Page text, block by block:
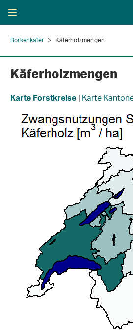
Borkenkäfer Käferholzmengen
Käferholzmengen
Karte Forstkreise|Karte